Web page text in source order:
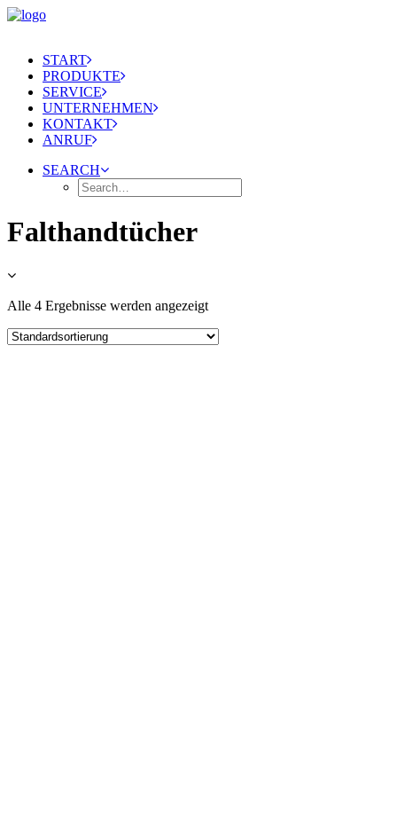
START
PRODUKTE
SERVICE
UNTERNEHMEN
KONTAKT
ANRUF
SEARCH
Falthandtücher
Alle 4 Ergebnisse werden angezeigt